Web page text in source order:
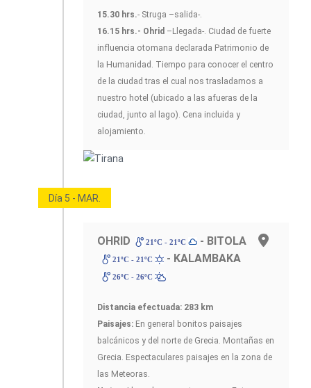
15.30 hrs.- Struga –salida-.
16.15 hrs.- Ohrid –Llegada-. Ciudad de fuerte
influencia otomana declarada Patrimonio de
la Humanidad. Tiempo para conocer el centro
de la ciudad tras el cual nos trasladamos a
nuestro hotel (ubicado a las afueras de la
ciudad, junto al lago). Cena incluida y
alojamiento.
Día 5 - MAR.
OHRID 21ºC - 21ºC - BITOLA
21ºC - 21ºC - KALAMBAKA
26ºC - 26ºC
Distancia efectuada: 283 km
Paisajes: En general bonitos paisajes
balcánicos y del norte de Grecia. Montañas en
Grecia. Espectaculares paisajes en la zona de
las Meteoras.